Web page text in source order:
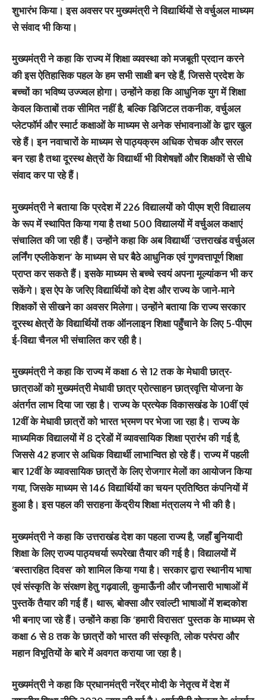
शुभारंभ किया। इस अवसर पर मुख्यमंत्री ने विद्यार्थियों से वर्चुअल माध्यम
से संवाद भी किया।
मुख्यमंत्री ने कहा कि राज्य में शिक्षा व्यवस्था को मजबूती प्रदान करने
की इस ऐतिहासिक पहल के हम सभी साक्षी बन रहे हैं, जिससे प्रदेश के
बच्चों का भविष्य उज्ज्वल होगा। उन्होंने कहा कि आधुनिक युग में शिक्षा
केवल किताबों तक सीमित नहीं है, बल्कि डिजिटल तकनीक, वर्चुअल
प्लेटफॉर्म और स्मार्ट कक्षाओं के माध्यम से अनेक संभावनाओं के द्वार खुल
रहे हैं। इन नवाचारों के माध्यम से पाठ्यक्रम अधिक रोचक और सरल
बन रहा है तथा दूरस्थ क्षेत्रों के विद्यार्थी भी विशेषज्ञों और शिक्षकों से सीधे
संवाद कर पा रहे हैं।
मुख्यमंत्री ने बताया कि प्रदेश में 226 विद्यालयों को पीएम श्री विद्यालय
के रूप में स्थापित किया गया है तथा 500 विद्यालयों में वर्चुअल कक्षाएं
संचालित की जा रही हैं। उन्होंने कहा कि अब विद्यार्थी ‘उत्तराखंड वर्चुअल
लर्निंग एप्लीकेशन’ के माध्यम से घर बैठे आधुनिक एवं गुणवत्तापूर्ण शिक्षा
प्राप्त कर सकते हैं। इसके माध्यम से बच्चे स्वयं अपना मूल्यांकन भी कर
सकेंगे। इस ऐप के जरिए विद्यार्थियों को देश और राज्य के जाने-माने
शिक्षकों से सीखने का अवसर मिलेगा। उन्होंने बताया कि राज्य सरकार
दूरस्थ क्षेत्रों के विद्यार्थियों तक ऑनलाइन शिक्षा पहुँचाने के लिए 5-पीएम
ई-विद्या चैनल भी संचालित कर रही है।
मुख्यमंत्री ने कहा कि राज्य में कक्षा 6 से 12 तक के मेधावी छात्र-
छात्राओं को मुख्यमंत्री मेधावी छात्र प्रोत्साहन छात्रवृत्ति योजना के
अंतर्गत लाभ दिया जा रहा है। राज्य के प्रत्येक विकासखंड के 10वीं एवं
12वीं के मेधावी छात्रों को भारत भ्रमण पर भेजा जा रहा है। राज्य के
माध्यमिक विद्यालयों में 8 ट्रेडों में व्यावसायिक शिक्षा प्रारंभ की गई है,
जिससे 42 हजार से अधिक विद्यार्थी लाभान्वित हो रहे हैं। राज्य में पहली
बार 12वीं के व्यावसायिक छात्रों के लिए रोजगार मेलों का आयोजन किया
गया, जिसके माध्यम से 146 विद्यार्थियों का चयन प्रतिष्ठित कंपनियों में
हुआ है। इस पहल की सराहना केंद्रीय शिक्षा मंत्रालय ने भी की है।
मुख्यमंत्री ने कहा कि उत्तराखंड देश का पहला राज्य है, जहाँ बुनियादी
शिक्षा के लिए राज्य पाठ्यचर्या रूपरेखा तैयार की गई है। विद्यालयों में
‘बस्तारहित दिवस’ को शामिल किया गया है। सरकार द्वारा स्थानीय भाषा
एवं संस्कृति के संरक्षण हेतु गढ़वाली, कुमाऊँनी और जौनसारी भाषाओं में
पुस्तकें तैयार की गई हैं। थारू, बोक्सा और रवांल्टी भाषाओं में शब्दकोश
भी बनाए जा रहे हैं। उन्होंने कहा कि ‘हमारी विरासत’ पुस्तक के माध्यम से
कक्षा 6 से 8 तक के छात्रों को भारत की संस्कृति, लोक परंपरा और
महान विभूतियों के बारे में अवगत कराया जा रहा है।
मुख्यमंत्री ने कहा कि प्रधानमंत्री नरेंद्र मोदी के नेतृत्व में देश में